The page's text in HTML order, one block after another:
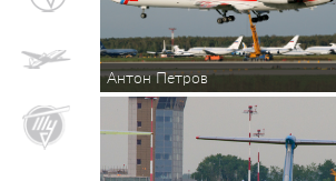
Антон Петров